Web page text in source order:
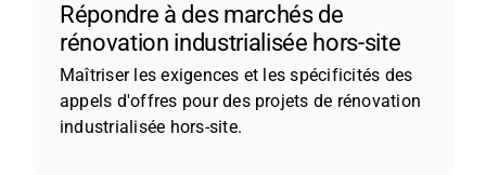
Répondre à des marchés de
rénovation industrialisée hors-site
Maîtriser les exigences et les spécificités des
appels d'offres pour des projets de rénovation
industrialisée hors-site.